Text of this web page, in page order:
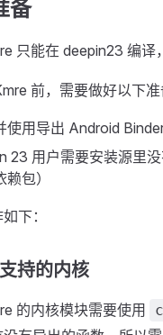
备
只能在 deepin23 编
前，需要做好以下准
使用导出 Android
23 用户需要安装源里
包）
下：
持的内核
的内核模块需要使用